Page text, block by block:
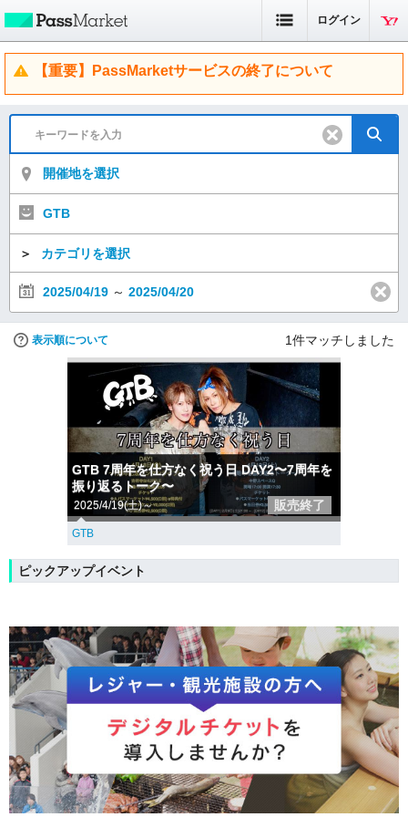
ログイン
【重要】PassMarketサービスの終了について
開催地を選択
GTB
＞ カテゴリを選択
2025/04/19 ～ 2025/04/20
表示順について 1件マッチしました
GTB 7周年を仕方なく祝う日 DAY2〜7周年を
振り返るトーク〜
2025/4/19(土)～ 販売終了
GTB
ピックアップイベント